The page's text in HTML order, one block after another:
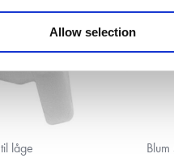
Allow selection
låge